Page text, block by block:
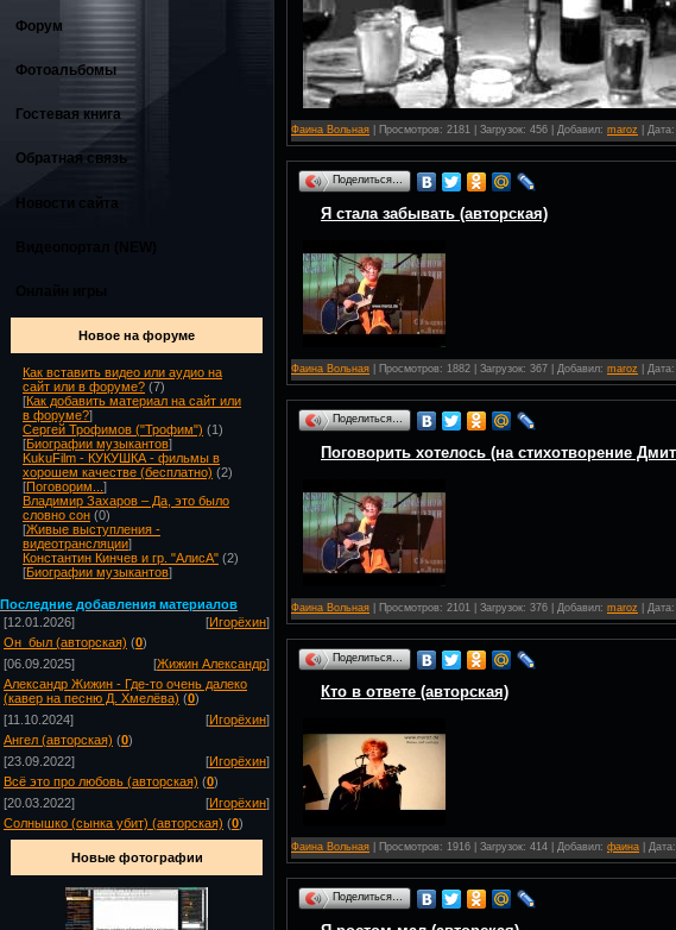
Форум
Фотоальбомы
Гостевая книга
Обратная связь
Новости сайта
Новое на форуме
Как вставить видео или аудио на
сайт или в форуме? (7)
[Как добавить материал на сайт или
в форуме?]
Сергей Трофимов ("Трофим") (1)
[Биографии музыкантов]
KukuFilm - КУКУШКА - фильмы в
хорошем качестве (бесплатно) (2)
[Поговорим... ]
Владимир Захаров – Да, это было
словно сон (0)
[Живые выступления -
видеотрансляции]
Константин Кинчев и гр. "АлисА" (2)
[Биографии музыкантов]
Последние добавления материалов
[12.01.2026]
[Игорёхин]
Он_был (авторская) (0)
[06.09.2025]
[Жижин Александр]
Александр Жижин - Где-то очень далеко
(кавер на песню Д. Хмелёва) (0)
[11.10.2024]
[Игорёхин]
Ангел (авторская) (0)
[23.09.2022]
[Игорёхин]
Всё это про любовь (авторская) (0)
[20.03.2022]
[Игорёхин]
Солнышко (сынка убит) (авторская) (0)
Новые фотографии
Фаина Вольная | Просмотров: 2181 | Загрузок: 456 | Добавил: maroz | Дата:
Поделиться…
Я стала забывать (авторская)
Фаина Вольная | Просмотров: 1882 | Загрузок: 367 | Добавил: maroz | Дата:
Поделиться…
Поговорить хотелось (на стихотворение
Фаина Вольная | Просмотров: 2101 | Загрузок: 376 | Добавил: maroz | Дата:
Поделиться…
Кто в ответе (авторская)
Фаина Вольная | Просмотров: 1916 | Загрузок: 414 | Добавил: фаина | Дата:
Поделиться…